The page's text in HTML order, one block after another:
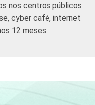
série de utensílios
os a um sistema
pontos
os
nos centros públicos
cyber café, internet
12 meses